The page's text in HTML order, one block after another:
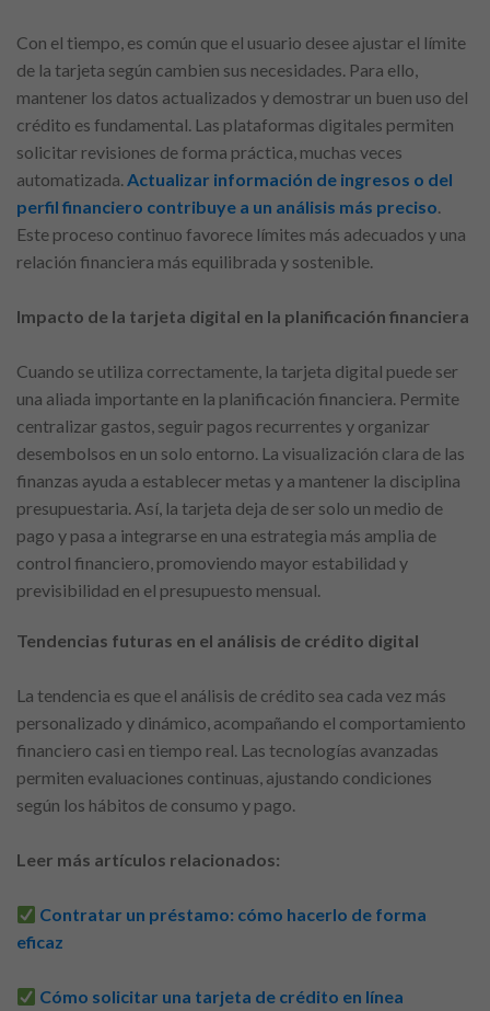
Con el tiempo, es común que el usuario desee ajustar el límite
de la tarjeta según cambien sus necesidades. Para ello,
mantener los datos actualizados y demostrar un buen uso del
crédito es fundamental. Las plataformas digitales permiten
solicitar revisiones de forma práctica, muchas veces
automatizada.Actualizar información de ingresos o del
perfil financiero contribuye a un análisis más preciso.
Este proceso continuo favorece límites más adecuados y una
relación financiera más equilibrada y sostenible.
Impacto de la tarjeta digital en la planificación financiera
Cuando se utiliza correctamente, la tarjeta digital puede ser
una aliada importante en la planificación financiera. Permite
centralizar gastos, seguir pagos recurrentes y organizar
desembolsos en un solo entorno. La visualización clara de las
finanzas ayuda a establecer metas y a mantener la disciplina
presupuestaria. Así, la tarjeta deja de ser solo un medio de
pago y pasa a integrarse en una estrategia más amplia de
control financiero, promoviendo mayor estabilidad y
previsibilidad en el presupuesto mensual.
Tendencias futuras en el análisis de crédito digital
La tendencia es que el análisis de crédito sea cada vez más
personalizado y dinámico, acompañando el comportamiento
financiero casi en tiempo real. Las tecnologías avanzadas
permiten evaluaciones continuas, ajustando condiciones
según los hábitos de consumo y pago.
Leer más artículos relacionados:
Contratar un préstamo: cómo hacerlo de forma
eficaz
Cómo solicitar una tarjeta de crédito en línea